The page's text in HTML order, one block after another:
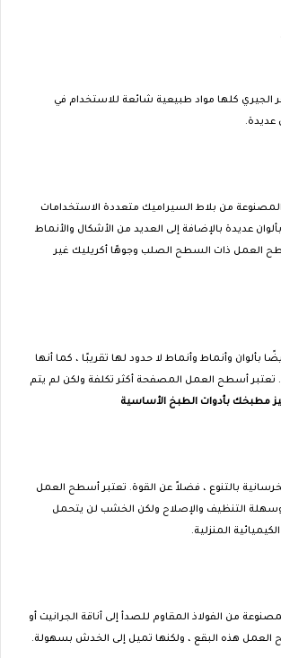
الجيري كلها مواد طبيعية شائعة للاستخدام في
عديدة.
من بلاط السيراميك متعددة الاستخدامات
عديدة بالإضافة إلى العديد من الأشكال والأنماط
العمل ذات السطح الصلب وجوهًا أكريليك غير
بألوان وأنماط وأنماط لا حدود لها تقريبًا ، كما أنها
تعتبر أسطح العمل المصفحة أكثر تكلفة ولكن لم يتم
مطبخك بأدوات الطبخ الأساسية
بالتنوع ، فضلاً عن القوة. تعتبر أسطح العمل
التنظيف والإصلاح ولكن الخشب لن يتحمل
المنزلية.
من الفولاذ المقاوم للصدأ إلى أناقة الجرانيت أو
هذه البقع ، ولكنها تميل إلى الخدش بسهولة.